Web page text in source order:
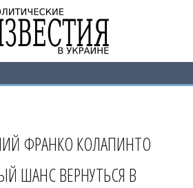
ФРАНКО КОЛАПИНТО
ШАНС ВЕРНУТЬСЯ В